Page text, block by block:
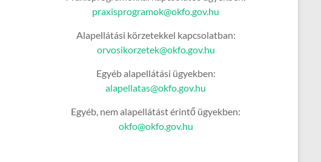
praxisprogramok@okfo.gov.hu
Alapellátási körzetekkel kapcsolatban:
orvosikorzetek@okfo.gov.hu
Egyéb alapellátási ügyekben:
alapellatas@okfo.gov.hu
Egyéb, nem alapellátást érintő ügyekben:
okfo@okfo.gov.hu